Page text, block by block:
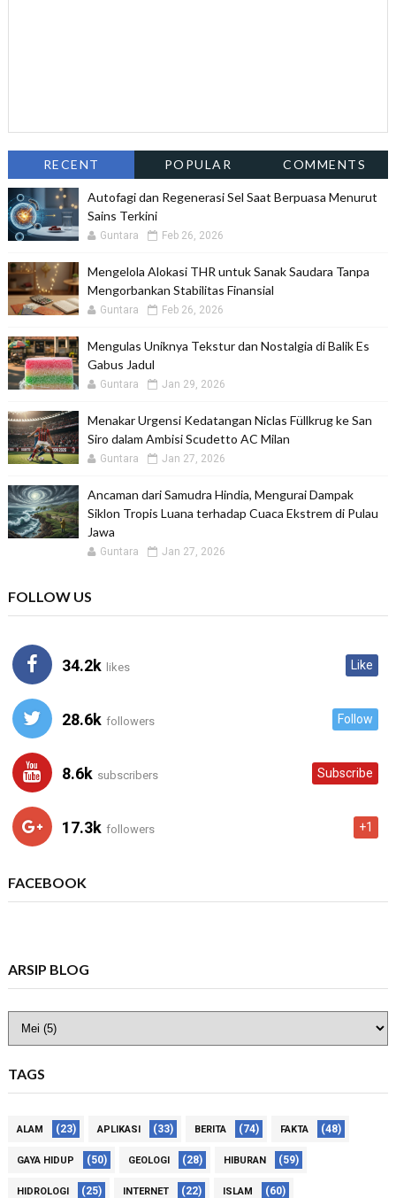
RECENT POPULAR COMMENTS
Autofagi dan Regenerasi Sel Saat Berpuasa Menurut
Sains Terkini
Guntara Feb 26, 2026
Mengelola Alokasi THR untuk Sanak Saudara Tanpa
Mengorbankan Stabilitas Finansial
Guntara Feb 26, 2026
Mengulas Uniknya Tekstur dan Nostalgia di Balik Es
Gabus Jadul
Guntara Jan 29, 2026
Menakar Urgensi Kedatangan Niclas Füllkrug ke San
Siro dalam Ambisi Scudetto AC Milan
Guntara Jan 27, 2026
Ancaman dari Samudra Hindia, Mengurai Dampak
Siklon Tropis Luana terhadap Cuaca Ekstrem di Pulau
Jawa
Guntara Jan 27, 2026
FOLLOW US
34.2k likes Like
28.6k followers Follow
8.6k subscribers Subscribe
17.3k followers +1
FACEBOOK
ARSIP BLOG
TAGS
ALAM (23) APLIKASI (33) BERITA (74) FAKTA (48)
GAYA HIDUP (50) GEOLOGI (28) HIBURAN (59)
HIDROLOGI (25) INTERNET (22) ISLAM (60)